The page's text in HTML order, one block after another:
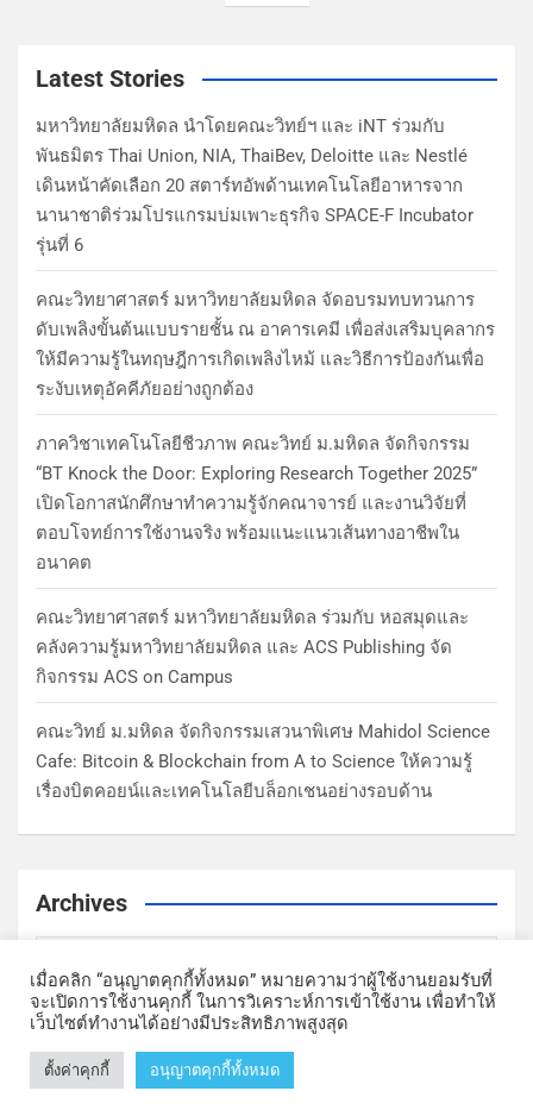
Latest Stories
มหาวิทยาลัยมหิดล นำโดยคณะวิทย์ฯ และ iNT ร่วมกับ
พันธมิตร Thai Union, NIA, ThaiBev, Deloitte และ Nestlé
เดินหน้าคัดเลือก 20 สตาร์ทอัพด้านเทคโนโลยีอาหารจาก
นานาชาติร่วมโปรแกรมบ่มเพาะธุรกิจ SPACE-F Incubator
รุ่นที่ 6
คณะวิทยาศาสตร์ มหาวิทยาลัยมหิดล จัดอบรมทบทวนการ
ดับเพลิงขั้นต้นแบบรายชั้น ณ อาคารเคมี เพื่อส่งเสริมบุคลากร
ให้มีความรู้ในทฤษฎีการเกิดเพลิงไหม้ และวิธีการป้องกันเพื่อ
ระงับเหตุอัคคีภัยอย่างถูกต้อง
ภาควิชาเทคโนโลยีชีวภาพ คณะวิทย์ ม.มหิดล จัดกิจกรรม
“BT Knock the Door: Exploring Research Together 2025”
เปิดโอกาสนักศึกษาทำความรู้จักคณาจารย์ และงานวิจัยที่
ตอบโจทย์การใช้งานจริง พร้อมแนะแนวเส้นทางอาชีพใน
อนาคต
คณะวิทยาศาสตร์ มหาวิทยาลัยมหิดล ร่วมกับ หอสมุดและ
คลังความรู้มหาวิทยาลัยมหิดล และ ACS Publishing จัด
กิจกรรม ACS on Campus
คณะวิทย์ ม.มหิดล จัดกิจกรรมเสวนาพิเศษ Mahidol Science
Cafe: Bitcoin & Blockchain from A to Science ให้ความรู้
เรื่องบิตคอยน์และเทคโนโลยีบล็อกเชนอย่างรอบด้าน
Archives
เมื่อคลิก “อนุญาตคุกกี้ทั้งหมด” หมายความว่าผู้ใช้งานยอมรับที่
จะเปิดการใช้งานคุกกี้ ในการวิเคราะห์การเข้าใช้งาน เพื่อทำให้
เว็บไซต์ทำงานได้อย่างมีประสิทธิภาพสูงสุด
ตั้งค่าคุกกี้ อนุญาตคุกกี้ทั้งหมด